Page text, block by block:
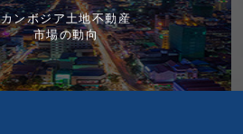
カンボジア土地不動産
市場の動向